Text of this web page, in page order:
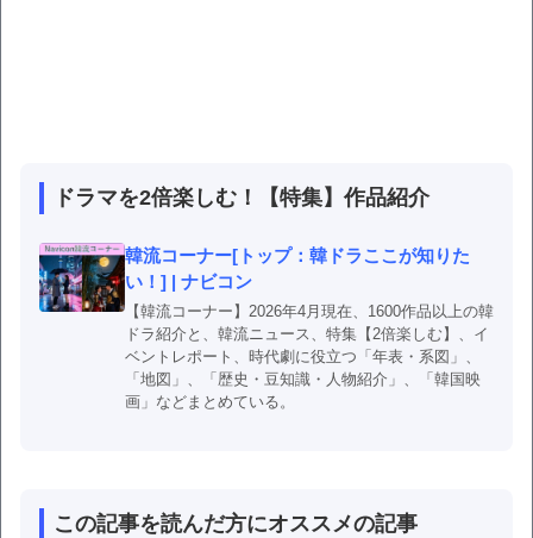
ドラマを2倍楽しむ！【特集】作品紹介
韓流コーナー[トップ：韓ドラここが知りた
い！] | ナビコン
【韓流コーナー】2026年4月現在、1600作品以上の韓
ドラ紹介と、韓流ニュース、特集【2倍楽しむ】、イ
ベントレポート、時代劇に役立つ「年表・系図」、
「地図」、「歴史・豆知識・人物紹介」、「韓国映
画」などまとめている。
この記事を読んだ方にオススメの記事